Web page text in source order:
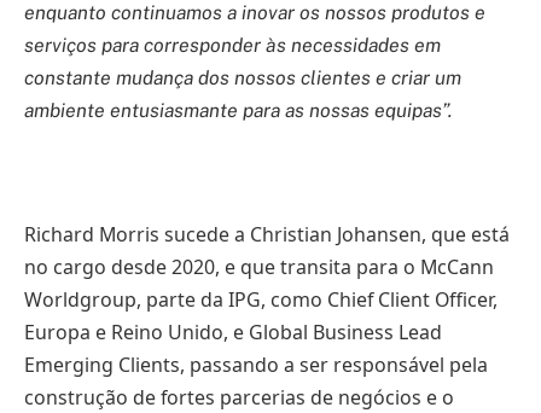
enquanto continuamos a inovar os nossos produtos e
serviços para corresponder às necessidades em
constante mudança dos nossos clientes e criar um
ambiente entusiasmante para as nossas equipas”.
Richard Morris sucede a Christian Johansen, que está
no cargo desde 2020, e que transita para o McCann
Worldgroup, parte da IPG, como Chief Client Officer,
Europa e Reino Unido, e Global Business Lead
Emerging Clients, passando a ser responsável pela
construção de fortes parcerias de negócios e o